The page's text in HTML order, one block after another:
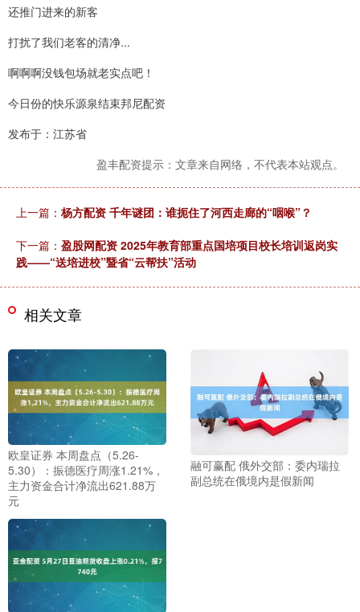
还推门进来的新客
打扰了我们老客的清净...
啊啊啊没钱包场就老实点吧！
今日份的快乐源泉结束邦尼配资
发布于：江苏省
盈丰配资提示：文章来自网络，不代表本站观点。
上一篇： 杨方配资 千年谜团：谁扼住了河西走廊的“咽喉”？
下一篇： 盈股网配资 2025年教育部重点国培项目校长培训返岗实
践——“送培进校”暨省“云帮扶”活动
相关文章
欧皇证券 本周盘点（5.26-
5.30）：振德医疗周涨1.21%，
主力资金合计净流出621.88万
元
融可赢配 俄外交部：委内瑞拉
副总统在俄境内是假新闻